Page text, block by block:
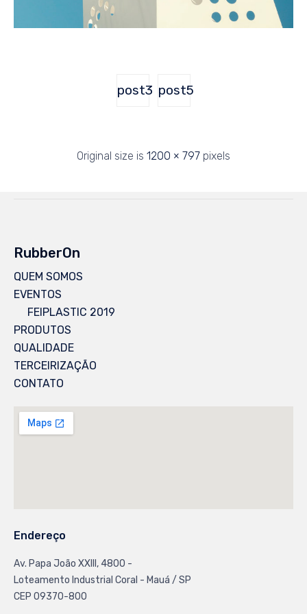
post3 post5
Original size is 1200 × 797 pixels
RubberOn
QUEM SOMOS
EVENTOS
FEIPLASTIC 2019
PRODUTOS
QUALIDADE
TERCEIRIZAÇÃO
CONTATO
Endereço
Av. Papa João XXlll, 4800 -
Loteamento Industrial Coral - Mauá / SP
CEP 09370-800